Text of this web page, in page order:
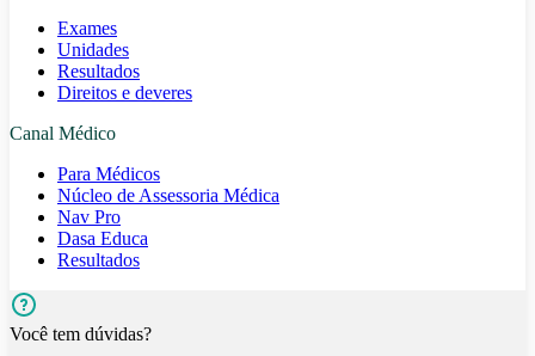
Exames
Unidades
Resultados
Direitos e deveres
Canal Médico
Para Médicos
Núcleo de Assessoria Médica
Nav Pro
Dasa Educa
Resultados
Você tem dúvidas?